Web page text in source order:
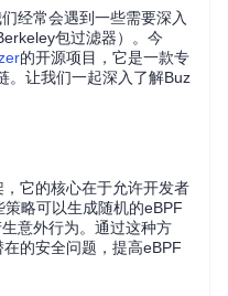
经常会遇到一些需要深入
包过滤器）。今
的开源项目，它是一款专
。让我们一起深入了解Buz
它的核心在于允许开发者
策略可以生成随机的eBPF
意外行为。通过这种方
的安全问题，提高eBPF